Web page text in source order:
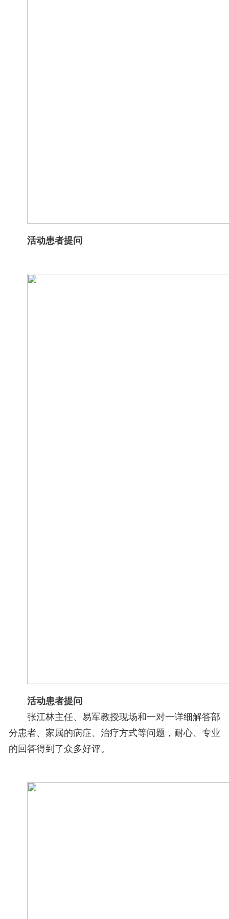
活动患者提问
活动患者提问
张江林主任、易军教授现场和一对一详细解答部
分患者、家属的病症、治疗方式等问题，耐心、专业
的回答得到了众多好评。